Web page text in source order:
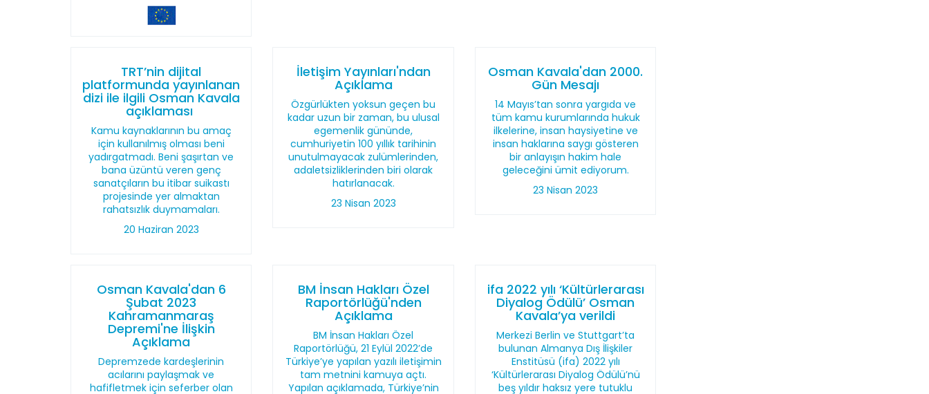
TRT’nin dijital
platformunda yayınlanan
dizi ile ilgili Osman Kavala
açıklaması
Kamu kaynaklarının bu amaç
için kullanılmış olması beni
yadırgatmadı. Beni şaşırtan ve
bana üzüntü veren genç
sanatçıların bu itibar suikastı
projesinde yer almaktan
rahatsızlık duymamaları.
20 Haziran 2023
İletişim Yayınları'ndan
Açıklama
Özgürlükten yoksun geçen bu
kadar uzun bir zaman, bu ulusal
egemenlik gününde,
cumhuriyetin 100 yıllık tarihinin
unutulmayacak zulümlerinden,
adaletsizliklerinden biri olarak
hatırlanacak.
23 Nisan 2023
Osman Kavala'dan 2000.
Gün Mesajı
14 Mayıs’tan sonra yargıda ve
tüm kamu kurumlarında hukuk
ilkelerine, insan haysiyetine ve
insan haklarına saygı gösteren
bir anlayışın hakim hale
geleceğini ümit ediyorum.
23 Nisan 2023
Osman Kavala'dan 6
Şubat 2023
Kahramanmaraş
Depremi'ne İlişkin
Açıklama
Depremzede kardeşlerinin
acılarını paylaşmak ve
hafifletmek için seferber olan
BM İnsan Hakları Özel
Raportörlüğü'nden
Açıklama
BM İnsan Hakları Özel
Raportörlüğü, 21 Eylül 2022’de
Türkiye’ye yapılan yazılı iletişimin
tam metnini kamuya açtı.
Yapılan açıklamada, Türkiye’nin
ifa 2022 yılı ‘Kültürlerarası
Diyalog Ödülü’ Osman
Kavala’ya verildi
Merkezi Berlin ve Stuttgart’ta
bulunan Almanya Dış İlişkiler
Enstitüsü (ifa) 2022 yılı
‘Kültürlerarası Diyalog Ödülü’nü
beş yıldır haksız yere tutuklu